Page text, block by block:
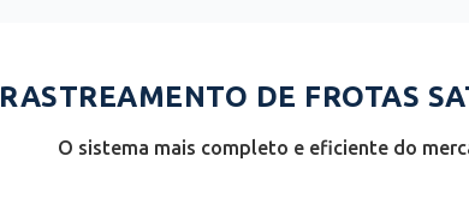
RASTREAMENTO DE FROTAS
O sistema mais completo e eficiente do